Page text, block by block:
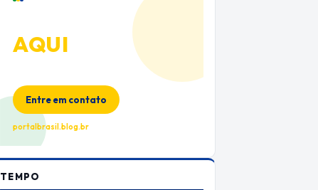
AQUI
Espaço premium para sua marca
Entre em contato
portalbrasil.blog.br
TEMPO